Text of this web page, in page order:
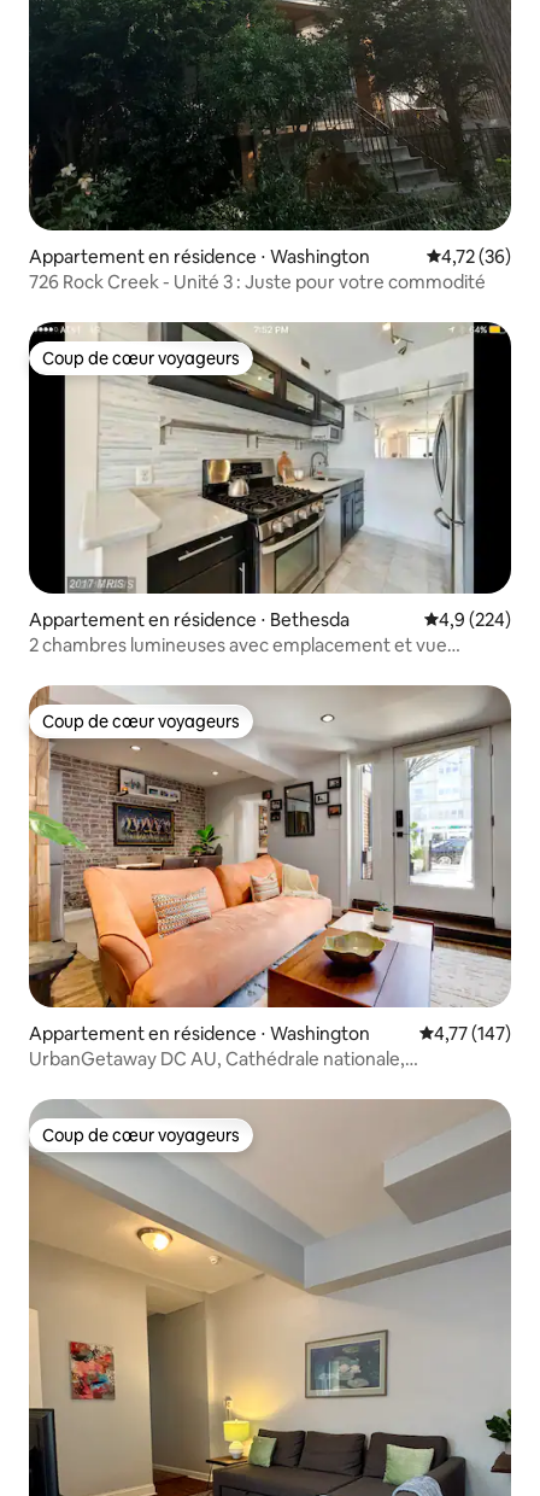
Appartement en résidence ⋅ Washington Évaluation
4,72 (36)
726 Rock Creek - Unité 3 : Juste pour votre commodité
Coup de cœur voyageurs
Coup de cœur voyageurs
Appartement en résidence ⋅ Bethesda Évaluation
4,9 (224)
2 chambres lumineuses avec emplacement et vue
Coup de cœur voyageurs
Coup de cœur voyageurs
Appartement en résidence ⋅ Washington Évaluation
4,77 (147)
UrbanGetaway DC AU, Cathédrale nationale,
Coup de cœur voyageurs
Coup de cœur voyageurs